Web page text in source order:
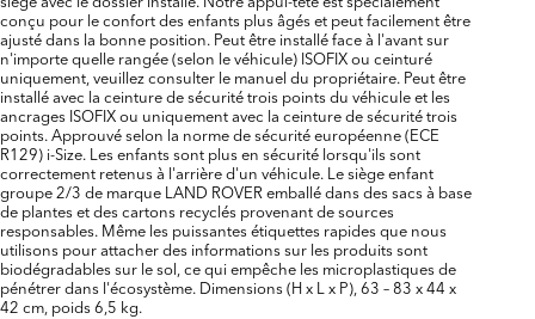
conçu pour le confort des enfants plus âgés et peut facilement être
ajusté dans la bonne position. Peut être installé face à l'avant sur
n'importe quelle rangée (selon le véhicule) ISOFIX ou ceinturé
uniquement, veuillez consulter le manuel du propriétaire. Peut être
installé avec la ceinture de sécurité trois points du véhicule et les
ancrages ISOFIX ou uniquement avec la ceinture de sécurité trois
points. Approuvé selon la norme de sécurité européenne (ECE
R129) i-Size. Les enfants sont plus en sécurité lorsqu'ils sont
correctement retenus à l'arrière d'un véhicule. Le siège enfant
groupe 2/3 de marque LAND ROVER emballé dans des sacs à base
de plantes et des cartons recyclés provenant de sources
responsables. Même les puissantes étiquettes rapides que nous
utilisons pour attacher des informations sur les produits sont
biodégradables sur le sol, ce qui empêche les microplastiques de
pénétrer dans l'écosystème. Dimensions (H x L x P), 63 – 83 x 44 x
42 cm, poids 6,5 kg.